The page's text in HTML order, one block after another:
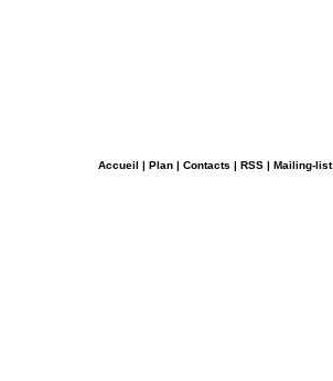
Accueil | Plan | Contacts | RSS | Mailing-list